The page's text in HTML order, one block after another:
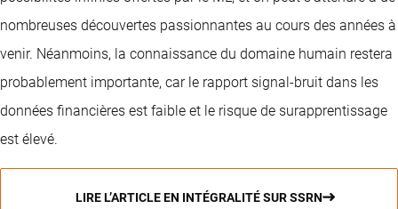
nombreuses découvertes passionnantes au cours des années à
venir. Néanmoins, la connaissance du domaine humain restera
probablement importante, car le rapport signal-bruit dans les
données financières est faible et le risque de surapprentissage
est élevé.
LIRE L’ARTICLE EN INTÉGRALITÉ SUR SSRN